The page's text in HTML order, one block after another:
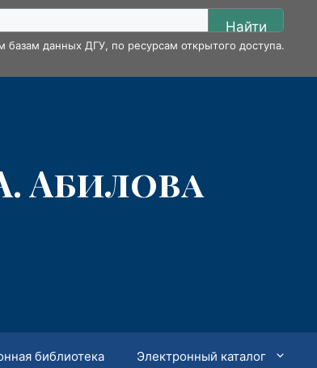
Найти
данных ДГУ, по ресурсам открытого доступа.
Абилова
библиотека Электронный каталог